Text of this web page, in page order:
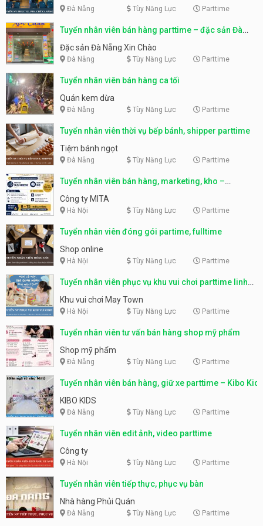
Đà Nẵng Tùy Năng Lực Parttime
Tuyển nhân viên bán hàng parttime – đặc sản Đà
Nẵng
Đặc sản Đà Nẵng Xin Chào
Đà Nẵng Tùy Năng Lực Parttime
Tuyển nhân viên bán hàng ca tối
Quán kem dừa
Đà Nẵng Tùy Năng Lực Parttime
Tuyển nhân viên thời vụ bếp bánh, shipper parttime
Tiệm bánh ngọt
Đà Nẵng Tùy Năng Lực Parttime
Tuyển nhân viên bán hàng, marketing, kho –
parttime, fulltime
Công ty MITA
Hà Nội Tùy Năng Lực Parttime
Tuyển nhân viên đóng gói partime, fulltime
Shop online
Hà Nội Tùy Năng Lực Parttime
Tuyển nhân viên phục vụ khu vui chơi parttime linh
động
Khu vui chơi May Town
Hà Nội Tùy Năng Lực Parttime
Tuyển nhân viên tư vấn bán hàng shop mỹ phẩm
Shop mỹ phẩm
Đà Nẵng Tùy Năng Lực Parttime
Tuyển nhân viên bán hàng, giữ xe parttime – Kibo Kid
KIBO KIDS
Đà Nẵng Tùy Năng Lực Parttime
Tuyển nhân viên edit ảnh, video parttime
Công ty
Hà Nội Tùy Năng Lực Parttime
Tuyển nhân viên tiếp thực, phục vụ bàn
Nhà hàng Phủi Quán
Đà Nẵng Tùy Năng Lực Parttime